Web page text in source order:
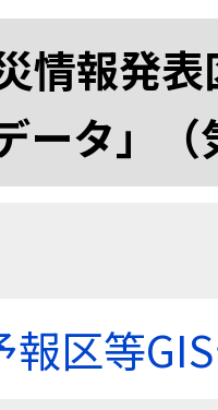
情報発
ータ」
報区等